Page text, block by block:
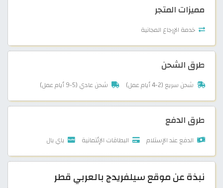
مميزات المتجر
خدمة الإرجاع المجانية
طرق الشحن
شحن سريع (2-4 أيام عمل) شحن عادي (5-9 أيام عمل)
طرق الدفع
الدفع عند الإستلام البطاقات الإئتمانية باي بال
نبذة عن موقع سيلفريدج بالعربي قطر